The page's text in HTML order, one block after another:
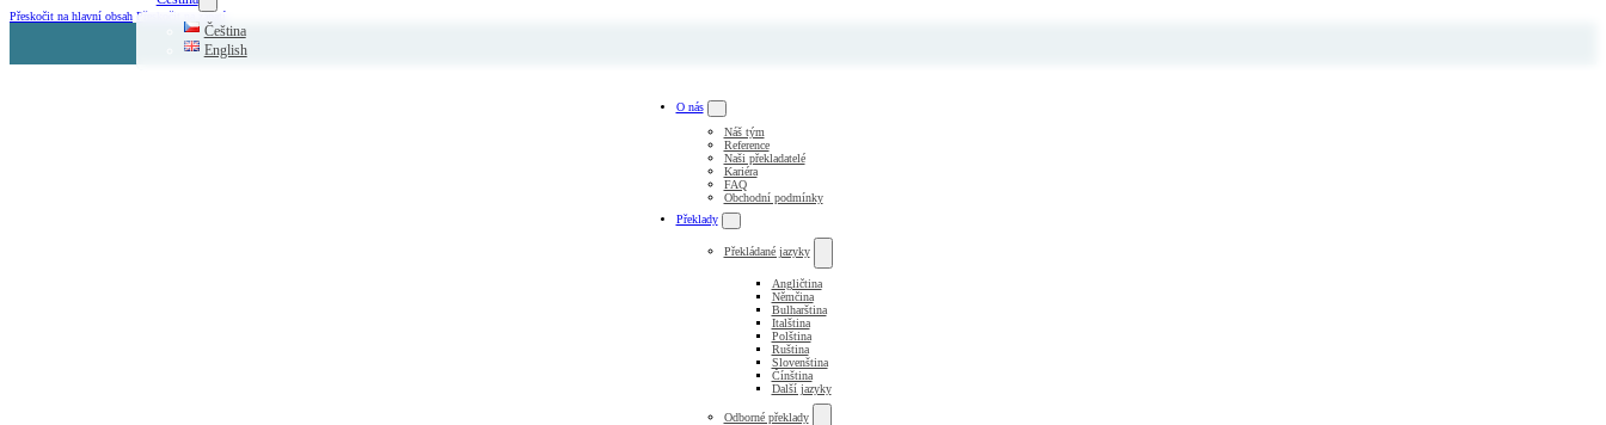
Přeskočit na hlavní obsah Přeskočit na zápatí
Čeština
English
O nás
Náš tým
Reference
Naši překladatelé
Kariéra
FAQ
Obchodní podmínky
Překlady
Překládané jazyky
Angličtina
Němčina
Bulharština
Italština
Polština
Ruština
Slovenština
Čínština
Další jazyky
Odborné překlady